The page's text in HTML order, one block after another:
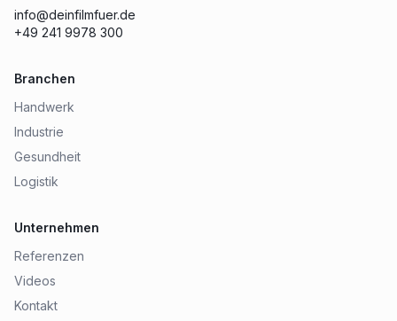
info@deinfilmfuer.de
+49 241 9978 300
Branchen
Handwerk
Industrie
Gesundheit
Logistik
Unternehmen
Referenzen
Videos
Kontakt